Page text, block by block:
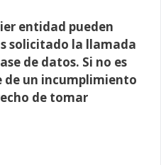
entidad pueden
solicitado la llamada
de datos. Si no es
de un incumplimiento
de tomar